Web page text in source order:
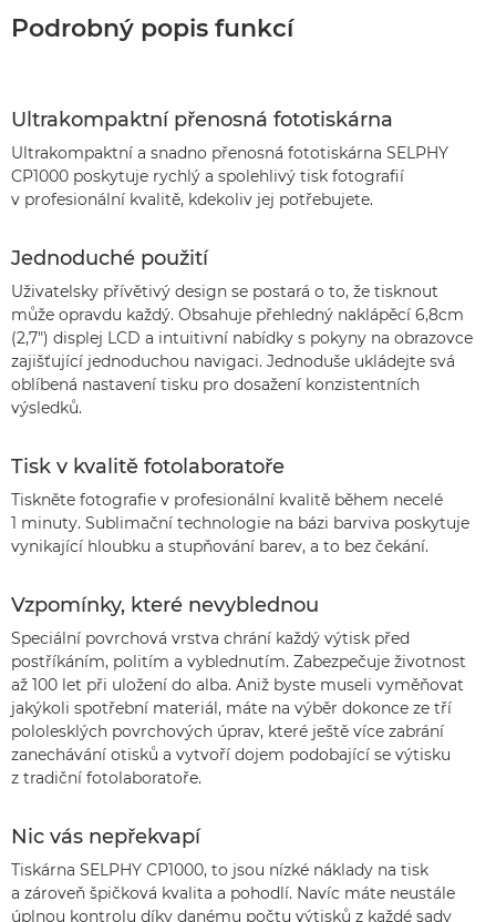
Podrobný popis funkcí
Ultrakompaktní přenosná fototiskárna
Ultrakompaktní a snadno přenosná fototiskárna SELPHY
CP1000 poskytuje rychlý a spolehlivý tisk fotografií
v profesionální kvalitě, kdekoliv jej potřebujete.
Jednoduché použití
Uživatelsky přívětivý design se postará o to, že tisknout
může opravdu každý. Obsahuje přehledný naklápěcí 6,8cm
(2,7") displej LCD a intuitivní nabídky s pokyny na obrazovce
zajišťující jednoduchou navigaci. Jednoduše ukládejte svá
oblíbená nastavení tisku pro dosažení konzistentních
výsledků.
Tisk v kvalitě fotolaboratoře
Tiskněte fotografie v profesionální kvalitě během necelé
1 minuty. Sublimační technologie na bázi barviva poskytuje
vynikající hloubku a stupňování barev, a to bez čekání.
Vzpomínky, které nevyblednou
Speciální povrchová vrstva chrání každý výtisk před
postříkáním, politím a vyblednutím. Zabezpečuje životnost
až 100 let při uložení do alba. Aniž byste museli vyměňovat
jakýkoli spotřební materiál, máte na výběr dokonce ze tří
pololesklých povrchových úprav, které ještě více zabrání
zanechávání otisků a vytvoří dojem podobající se výtisku
z tradiční fotolaboratoře.
Nic vás nepřekvapí
Tiskárna SELPHY CP1000, to jsou nízké náklady na tisk
a zároveň špičková kvalita a pohodlí. Navíc máte neustále
úplnou kontrolu díky danému počtu výtisků z každé sady